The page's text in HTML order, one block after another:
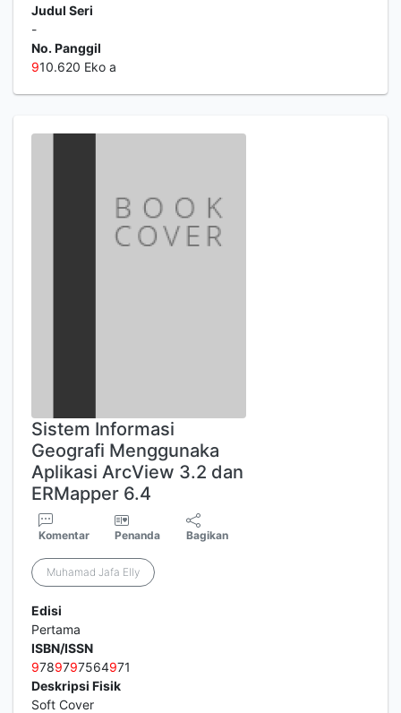
Judul Seri
-
No. Panggil
910.620 Eko a
Sistem Informasi
Geografi Menggunaka
Aplikasi ArcView 3.2 dan
ERMapper 6.4
Komentar Penanda Bagikan
Muhamad Jafa Elly
Edisi
Pertama
ISBN/ISSN
9789797564971
Deskripsi Fisik
Soft Cover